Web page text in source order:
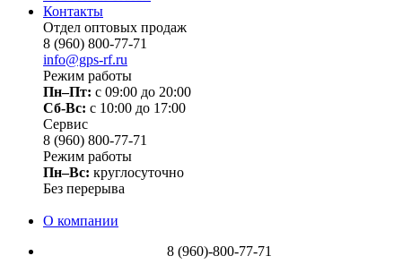
Контакты
Отдел оптовых продаж
8 (960) 800-77-71
info@gps-rf.ru
Режим работы
Пн–Пт: с 09:00 до 20:00
Сб-Вс: c 10:00 до 17:00
Сервис
8 (960) 800-77-71
Режим работы
Пн–Вс: круглосуточно
Без перерыва
О компании
8 (960)-800-77-71